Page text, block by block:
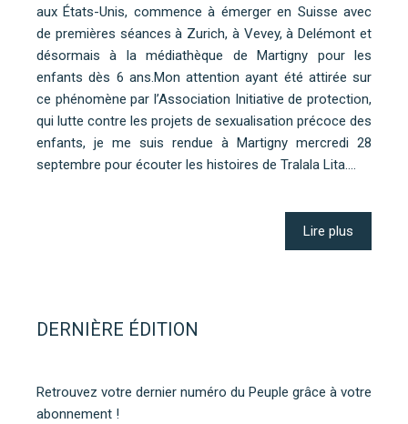
aux États-Unis, commence à émerger en Suisse avec
de premières séances à Zurich, à Vevey, à Delémont et
désormais à la médiathèque de Martigny pour les
enfants dès 6 ans.Mon attention ayant été attirée sur
ce phénomène par l’Association Initiative de protection,
qui lutte contre les projets de sexualisation précoce des
enfants, je me suis rendue à Martigny mercredi 28
septembre pour écouter les histoires de Tralala Lita.…
Lire plus
DERNIÈRE ÉDITION
Retrouvez votre dernier numéro du Peuple grâce à votre
abonnement !